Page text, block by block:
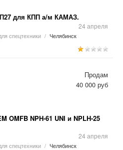
для КПП а/м КАМАЗ.
24 апреля
спецтехники / Челябинск
OMFB NPH-61 UNI и NPLH-25
24 апреля
спецтехники / Челябинск
Продам
40 000 руб